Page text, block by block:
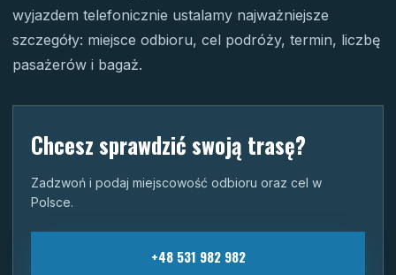
wyjazdem telefonicznie ustalamy najważniejsze
szczegóły: miejsce odbioru, cel podróży, termin, liczbę
pasażerów i bagaż.
Chcesz sprawdzić swoją trasę?
Zadzwoń i podaj miejscowość odbioru oraz cel w
Polsce.
+48 531 982 982